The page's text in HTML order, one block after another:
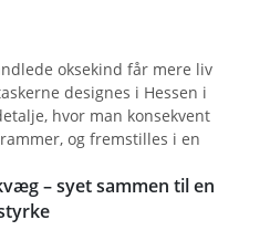
oksekind får mere liv
designes i Hessen i
hvor man konsekvent
og fremstilles i en
– syet sammen til en